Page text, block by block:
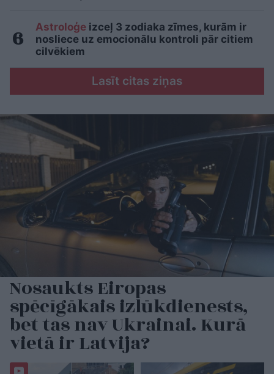
Astroloģe izceļ 3 zodiaka zīmes, kurām ir
nosliece uz emocionālu kontroli pār citiem
cilvēkiem
Lasīt citas ziņas
Nosaukts Eiropas
spēcīgākais izlūkdienests,
bet tas nav Ukrainai. Kurā
vietā ir Latvija?